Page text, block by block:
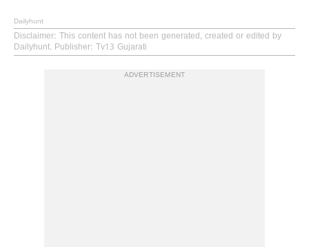
Dailyhunt
Disclaimer: This content has not been generated, created or edited by
Dailyhunt. Publisher: Tv13 Gujarati
ADVERTISEMENT